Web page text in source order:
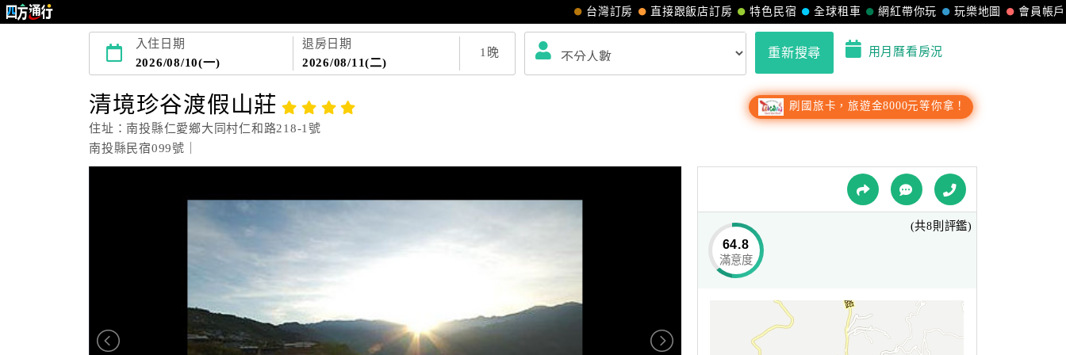
會員帳戶
玩樂地圖
網紅帶你玩
全球租車
特色民宿
直接跟飯店訂房
台灣訂房
入住日期
2026/08/10(一)
退房日期
2026/08/11(二)
1 晚 重新搜尋 用月曆看房況
清境珍谷渡假山莊
住址：南投縣仁愛鄉大同村仁和路218-1號
南投縣民宿099號｜
刷國旅卡，旅遊金8000元等你拿！
64.8
滿意度
(共8則評鑑)